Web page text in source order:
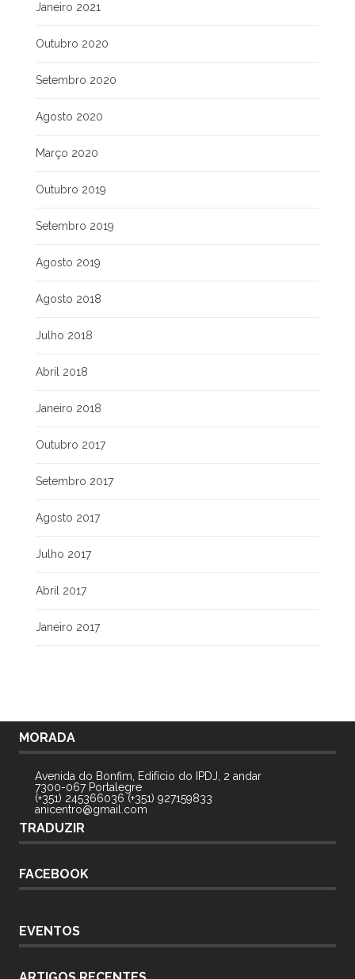
Janeiro 2021
Outubro 2020
Setembro 2020
Agosto 2020
Março 2020
Outubro 2019
Setembro 2019
Agosto 2019
Agosto 2018
Julho 2018
Abril 2018
Janeiro 2018
Outubro 2017
Setembro 2017
Agosto 2017
Julho 2017
Abril 2017
Janeiro 2017
MORADA
Avenida do Bonfim, Edifício do IPDJ, 2 andar
7300-067 Portalegre
(+351) 245366036 (+351) 927159833
anicentro@gmail.com
TRADUZIR
FACEBOOK
EVENTOS